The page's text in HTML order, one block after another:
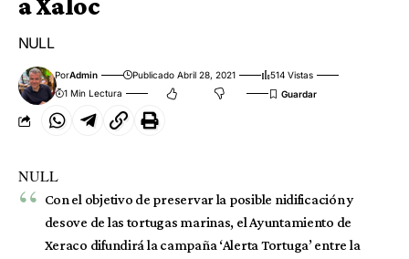
a Xaloc
NULL
PorAdmin Publicado Abril 28, 2021
514 Vistas
1 Min Lectura
NULL
Con el objetivo de preservar la posible nidificación y
desove de las tortugas marinas, el Ayuntamiento de
Xeraco difundirá la campaña ‘Alerta Tortuga’ entre la